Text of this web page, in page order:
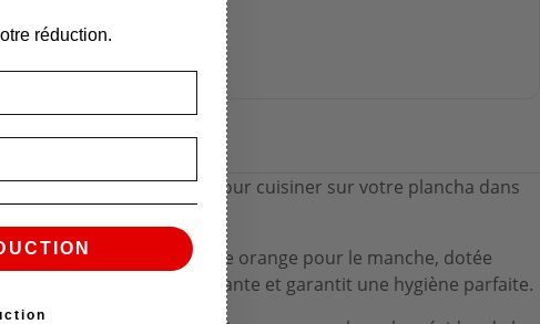
du produit
indispensable pour cuisiner sur votre plancha dans
et en polypropylène orange pour le manche, dotée
SPA04 est ultra résistante et garantit une hygiène parfaite.
réduction.